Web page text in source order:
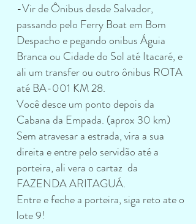
-Vir de Ônibus desde Salvador,
passando pelo Ferry Boat em Bom
Despacho e pegando onibus Águia
Branca ou Cidade do Sol até Itacaré, e
ali um transfer ou outro ônibus ROTA
até BA-001 KM 28.
Você desce um ponto depois da
Cabana da Empada. (aprox 30 km)
Sem atravesar a estrada, vira a sua
direita e entre pelo servidão até a
porteira, ali vera o cartaz da
FAZENDA ARITAGUÁ.
Entre e feche a porteira, siga reto ate o
lote 9!